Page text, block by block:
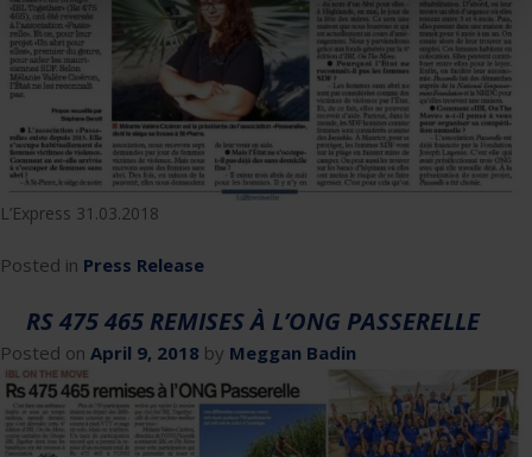
L’Express 31.03.2018
Posted in Press Release
RS 475 465 REMISES À L’ONG PASSERELLE
Posted on April 9, 2018 by Meggan Badin